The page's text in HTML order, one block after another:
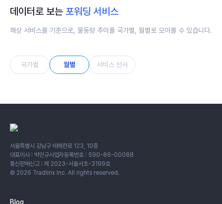
데이터로 보는 포워딩 서비스
해상 서비스를 기준으로, 물동량 추이를 국가별, 월별로 모아볼 수 있습니다.
국가별 월별 서비스 선사
서울특별시 강남구 테헤란로 123, 10층
대표이사 : 박민규사업자등록번호 : 590-86-00088
통신판매신고 : 제 2023-서울서초-3199호
© 2026 Tradlinx Inc. All rights reserved.
Blog